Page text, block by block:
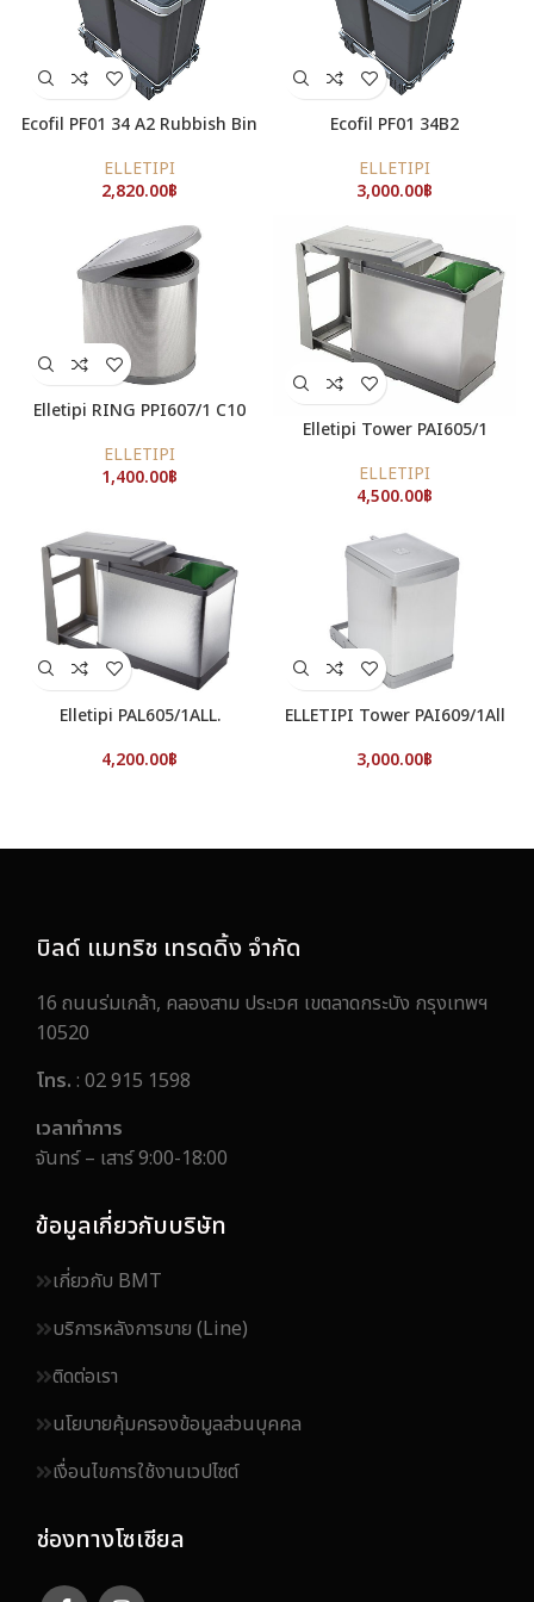
Ecofil PF01 34 A2 Rubbish Bin
ELLETIPI
2,820.00฿
Ecofil PF01 34B2
ELLETIPI
3,000.00฿
Elletipi RING PPI607/1 C10
ELLETIPI
1,400.00฿
Elletipi Tower PAI605/1
ELLETIPI
4,500.00฿
Elletipi PAL605/1ALL.
4,200.00฿
ELLETIPI Tower PAI609/1All
3,000.00฿
บิลด์ แมทริช เทรดดิ้ง จำกัด
16 ถนนร่มเกล้า, คลองสาม ประเวศ เขตลาดกระบัง กรุงเทพฯ
10520
โทร.: 02 915 1598
เวลาทำการ
จันทร์ – เสาร์ 9:00-18:00
ข้อมูลเกี่ยวกับบริษัท
เกี่ยวกับ BMT
บริการหลังการขาย (Line)
ติดต่อเรา
นโยบายคุ้มครองข้อมูลส่วนบุคคล
เงื่อนไขการใช้งานเวปไซต์
ช่องทางโซเชียล